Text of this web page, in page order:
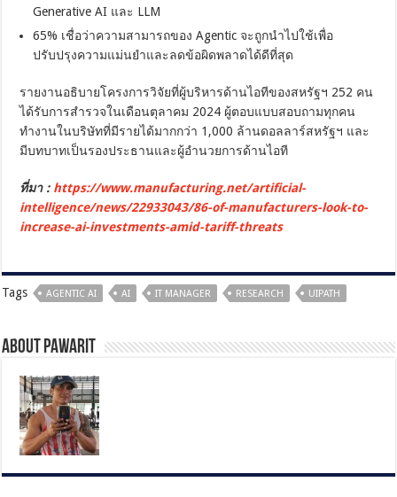
Generative AI และ LLM
65% เชื่อว่าความสามารถของ Agentic จะถูกนำไปใช้เพื่อ
ปรับปรุงความแม่นยำและลดข้อผิดพลาดได้ดีที่สุด
รายงานอธิบายโครงการวิจัยที่ผู้บริหารด้านไอทีของสหรัฐฯ 252 คน
ได้รับการสำรวจในเดือนตุลาคม 2024 ผู้ตอบแบบสอบถามทุกคน
ทำงานในบริษัทที่มีรายได้มากกว่า 1,000 ล้านดอลลาร์สหรัฐฯ และ
มีบทบาทเป็นรองประธานและผู้อำนวยการด้านไอที
ที่มา : https://www.manufacturing.net/artificial-
intelligence/news/22933043/86-of-manufacturers-look-to-
increase-ai-investments-amid-tariff-threats
Tags AGENTIC AI AI IT MANAGER RESEARCH UIPATH
About pawarit